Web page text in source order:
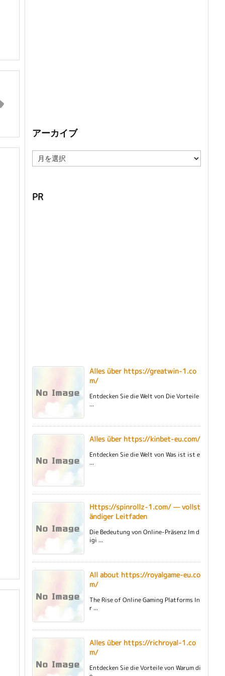
アーカイブ
ー
ブ
PR
Alles über https://greatwin-1.co
m/
Entdecken Sie die Welt von Die Vorteile
...
Alles über https://kinbet-eu.com/
Entdecken Sie die Welt von Was ist ist e
...
Https://spinrollz-1.com/ — vollst
ändiger Leitfaden
Die Bedeutung von Online-Präsenz Im d
igi ...
All about https://royalgame-eu.co
m/
The Rise of Online Gaming Platforms In
r ...
Alles über https://richroyal-1.co
m/
Entdecken Sie die Vorteile von Warum di